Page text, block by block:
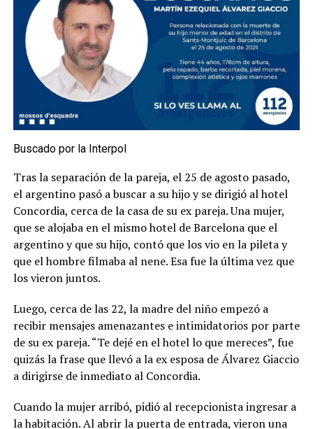
Buscado por la Interpol
Tras la separación de la pareja, el 25 de agosto pasado,
el argentino pasó a buscar a su hijo y se dirigió al hotel
Concordia, cerca de la casa de su ex pareja. Una mujer,
que se alojaba en el mismo hotel de Barcelona que el
argentino y que su hijo, contó que los vio en la pileta y
que el hombre filmaba al nene. Esa fue la última vez que
los vieron juntos.
Luego, cerca de las 22, la madre del niño empezó a
recibir mensajes amenazantes e intimidatorios por parte
de su ex pareja. “Te dejé en el hotel lo que mereces”, fue
quizás la frase que llevó a la ex esposa de Álvarez Giaccio
a dirigirse de inmediato al Concordia.
Cuando la mujer arribó, pidió al recepcionista ingresar a
la habitación. Al abrir la puerta de entrada, vieron una